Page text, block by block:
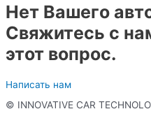
Нет Вашего
Свяжитесь с
этот вопрос.
Написать нам
© INNOVATIVE CAR